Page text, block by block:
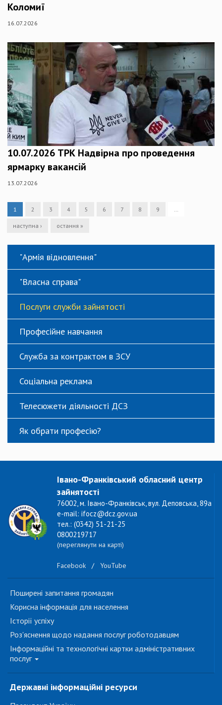
Коломиї
16.07.2026
10.07.2026 ТРК Надвірна про проведення
ярмарку вакансій
13.07.2026
1 2 3 4 5 6 7 8 9 …
наступна › остання »
"Армія відновлення"
"Власна справа"
Послуги служби зайнятості
Професійне навчання
Служба за контрактом в ЗСУ
Соціальна реклама
Телесюжети діяльності ДСЗ
Як обрати професію?
Івано-Франківський обласний центр
зайнятості
76002, м. Івано-Франківськ, вул. Деповська, 89а
e-mail: ifocz@dcz.gov.ua
тел.: (0342) 51-21-25
0800219717
(переглянути на карті)
Facebook / YouTube
Поширені запитання громадян
Корисна інформація для населення
Історії успіху
Роз'яснення щодо надання послуг роботодавцям
Інформаційні та технологічні картки адміністративних
послуг
Державні інформаційні ресурси